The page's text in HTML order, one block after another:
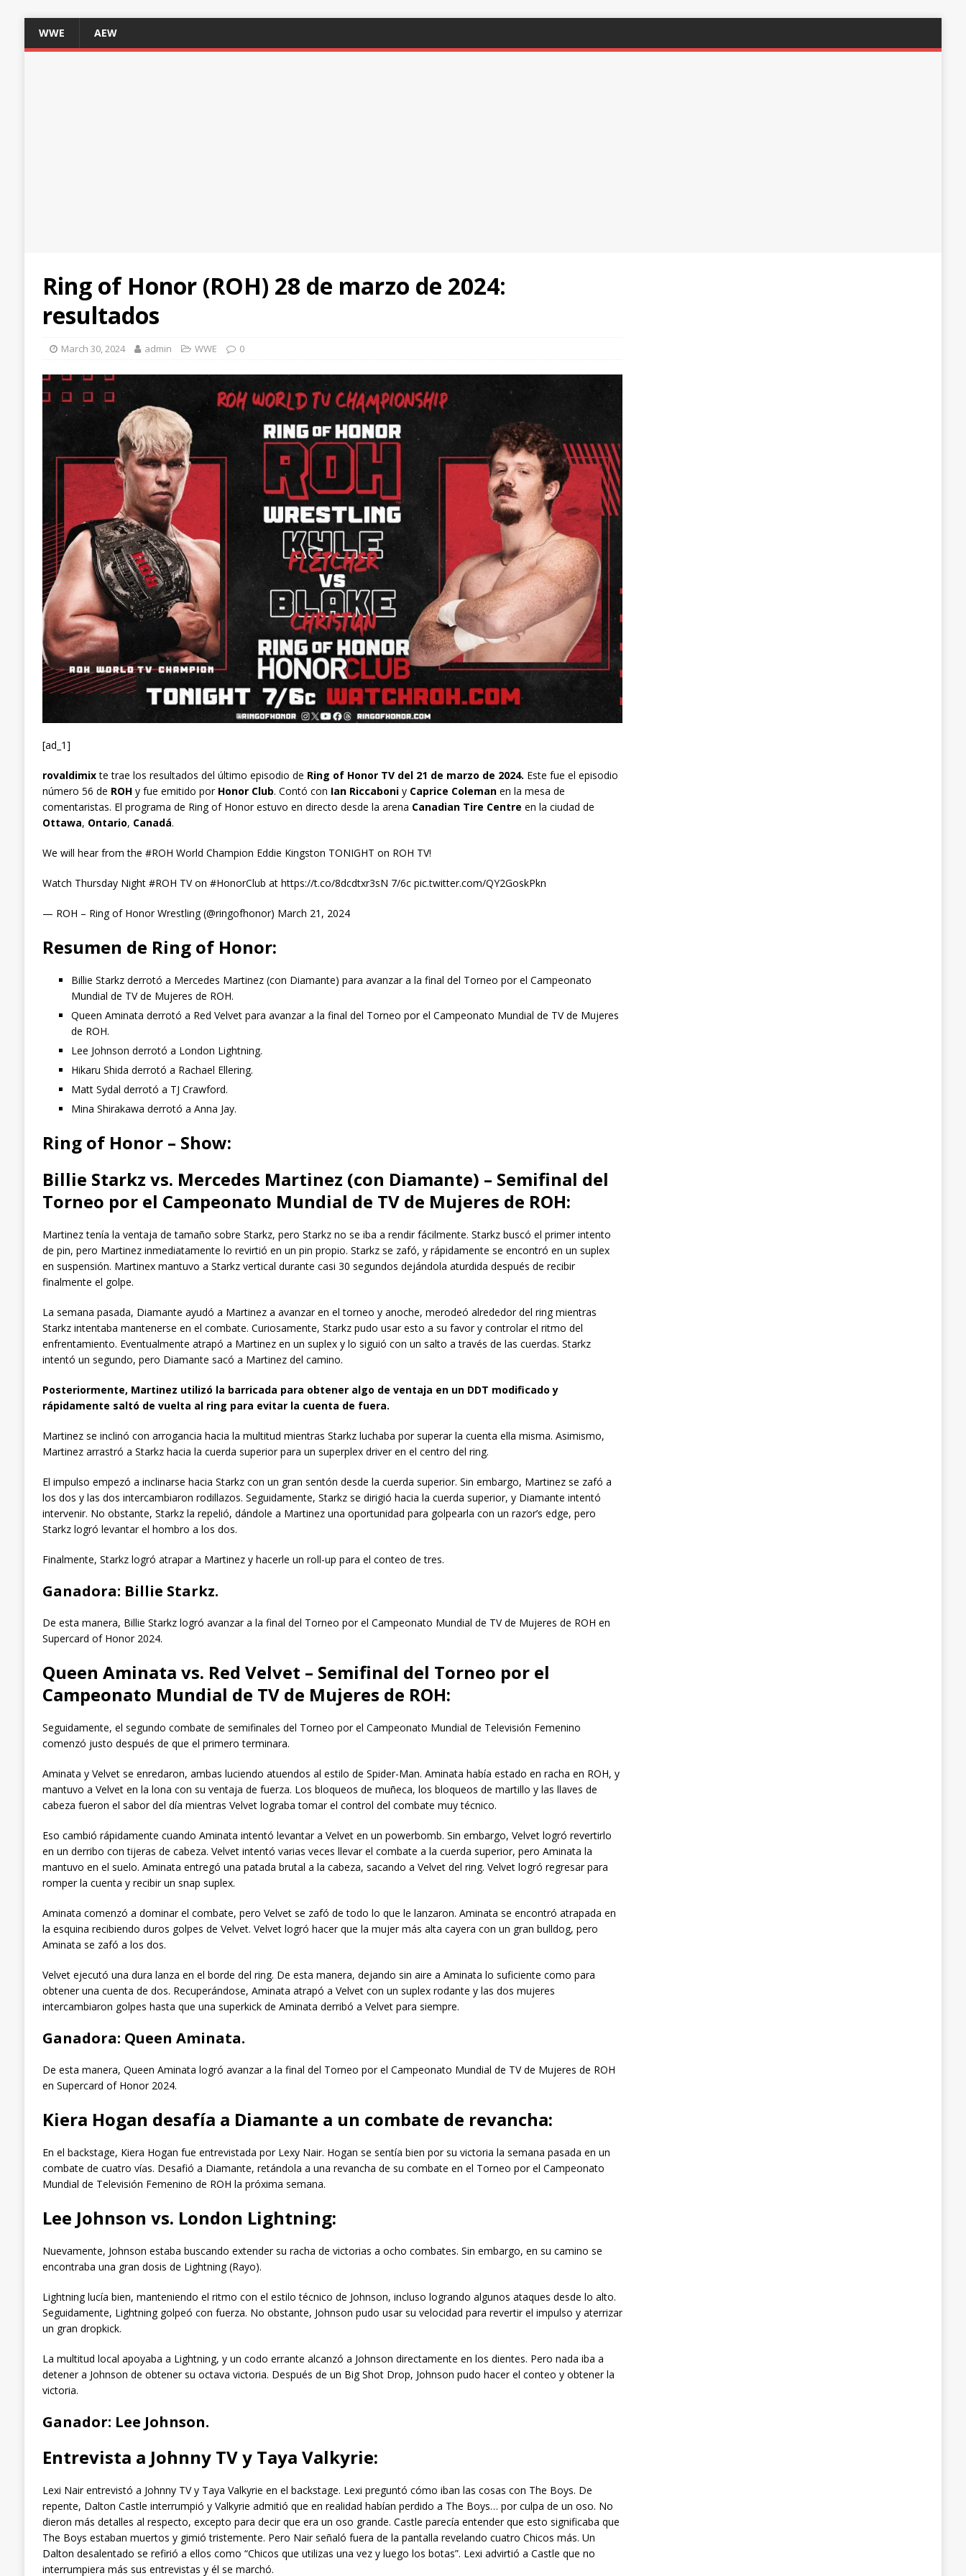
WWE AEW
Ring of Honor (ROH) 28 de marzo de 2024:
resultados
March 30, 2024 admin WWE 0
[ad_1]
rovaldimixte trae los resultados del último episodio de Ring of Honor TV del 21 de marzo de 2024. Este fue el episodio
número 56 de ROHy fue emitido por Honor Club. Contó con Ian Riccaboniy Caprice Colemanen la mesa de
comentaristas. El programa de Ring of Honor estuvo en directo desde la arena Canadian Tire Centre en la ciudad de
Ottawa, Ontario, Canadá.
We will hear from the #ROH World Champion Eddie Kingston TONIGHT on ROH TV!
Watch Thursday Night #ROH TV on #HonorClub at https://t.co/8dcdtxr3sN 7/6c pic.twitter.com/QY2GoskPkn
— ROH – Ring of Honor Wrestling (@ringofhonor) March 21, 2024
Resumen de Ring of Honor:
Billie Starkz derrotó a Mercedes Martinez (con Diamante) para avanzar a la final del Torneo por el Campeonato
Mundial de TV de Mujeres de ROH.
Queen Aminata derrotó a Red Velvet para avanzar a la final del Torneo por el Campeonato Mundial de TV de Mujeres
de ROH.
Lee Johnson derrotó a London Lightning.
Hikaru Shida derrotó a Rachael Ellering.
Matt Sydal derrotó a TJ Crawford.
Mina Shirakawa derrotó a Anna Jay.
Ring of Honor – Show:
Billie Starkz vs. Mercedes Martinez (con Diamante) – Semifinal del
Torneo por el Campeonato Mundial de TV de Mujeres de ROH:
Martinez tenía la ventaja de tamaño sobre Starkz, pero Starkz no se iba a rendir fácilmente. Starkz buscó el primer intento
de pin, pero Martinez inmediatamente lo revirtió en un pin propio. Starkz se zafó, y rápidamente se encontró en un suplex
en suspensión. Martinex mantuvo a Starkz vertical durante casi 30 segundos dejándola aturdida después de recibir
finalmente el golpe.
La semana pasada, Diamante ayudó a Martinez a avanzar en el torneo y anoche, merodeó alrededor del ring mientras
Starkz intentaba mantenerse en el combate. Curiosamente, Starkz pudo usar esto a su favor y controlar el ritmo del
enfrentamiento. Eventualmente atrapó a Martinez en un suplex y lo siguió con un salto a través de las cuerdas. Starkz
intentó un segundo, pero Diamante sacó a Martinez del camino.
Posteriormente, Martinez utilizó la barricada para obtener algo de ventaja en un DDT modificado y
rápidamente saltó de vuelta al ring para evitar la cuenta de fuera.
Martinez se inclinó con arrogancia hacia la multitud mientras Starkz luchaba por superar la cuenta ella misma. Asimismo,
Martinez arrastró a Starkz hacia la cuerda superior para un superplex driver en el centro del ring.
El impulso empezó a inclinarse hacia Starkz con un gran sentón desde la cuerda superior. Sin embargo, Martinez se zafó a
los dos y las dos intercambiaron rodillazos. Seguidamente, Starkz se dirigió hacia la cuerda superior, y Diamante intentó
intervenir. No obstante, Starkz la repelió, dándole a Martinez una oportunidad para golpearla con un razor’s edge, pero
Starkz logró levantar el hombro a los dos.
Finalmente, Starkz logró atrapar a Martinez y hacerle un roll-up para el conteo de tres.
Ganadora: Billie Starkz.
De esta manera, Billie Starkz logró avanzar a la final del Torneo por el Campeonato Mundial de TV de Mujeres de ROH en
Supercard of Honor 2024.
Queen Aminata vs. Red Velvet – Semifinal del Torneo por el
Campeonato Mundial de TV de Mujeres de ROH:
Seguidamente, el segundo combate de semifinales del Torneo por el Campeonato Mundial de Televisión Femenino
comenzó justo después de que el primero terminara.
Aminata y Velvet se enredaron, ambas luciendo atuendos al estilo de Spider-Man. Aminata había estado en racha en ROH, y
mantuvo a Velvet en la lona con su ventaja de fuerza. Los bloqueos de muñeca, los bloqueos de martillo y las llaves de
cabeza fueron el sabor del día mientras Velvet lograba tomar el control del combate muy técnico.
Eso cambió rápidamente cuando Aminata intentó levantar a Velvet en un powerbomb. Sin embargo, Velvet logró revertirlo
en un derribo con tijeras de cabeza. Velvet intentó varias veces llevar el combate a la cuerda superior, pero Aminata la
mantuvo en el suelo. Aminata entregó una patada brutal a la cabeza, sacando a Velvet del ring. Velvet logró regresar para
romper la cuenta y recibir un snap suplex.
Aminata comenzó a dominar el combate, pero Velvet se zafó de todo lo que le lanzaron. Aminata se encontró atrapada en
la esquina recibiendo duros golpes de Velvet. Velvet logró hacer que la mujer más alta cayera con un gran bulldog, pero
Aminata se zafó a los dos.
Velvet ejecutó una dura lanza en el borde del ring. De esta manera, dejando sin aire a Aminata lo suficiente como para
obtener una cuenta de dos. Recuperándose, Aminata atrapó a Velvet con un suplex rodante y las dos mujeres
intercambiaron golpes hasta que una superkick de Aminata derribó a Velvet para siempre.
Ganadora: Queen Aminata.
De esta manera, Queen Aminata logró avanzar a la final del Torneo por el Campeonato Mundial de TV de Mujeres de ROH
en Supercard of Honor 2024.
Kiera Hogan desafía a Diamante a un combate de revancha:
En el backstage, Kiera Hogan fue entrevistada por Lexy Nair. Hogan se sentía bien por su victoria la semana pasada en un
combate de cuatro vías. Desafió a Diamante, retándola a una revancha de su combate en el Torneo por el Campeonato
Mundial de Televisión Femenino de ROH la próxima semana.
Lee Johnson vs. London Lightning:
Nuevamente, Johnson estaba buscando extender su racha de victorias a ocho combates. Sin embargo, en su camino se
encontraba una gran dosis de Lightning (Rayo).
Lightning lucía bien, manteniendo el ritmo con el estilo técnico de Johnson, incluso logrando algunos ataques desde lo alto.
Seguidamente, Lightning golpeó con fuerza. No obstante, Johnson pudo usar su velocidad para revertir el impulso y aterrizar
un gran dropkick.
La multitud local apoyaba a Lightning, y un codo errante alcanzó a Johnson directamente en los dientes. Pero nada iba a
detener a Johnson de obtener su octava victoria. Después de un Big Shot Drop, Johnson pudo hacer el conteo y obtener la
victoria.
Ganador: Lee Johnson.
Entrevista a Johnny TV y Taya Valkyrie:
Lexi Nair entrevistó a Johnny TV y Taya Valkyrie en el backstage. Lexi preguntó cómo iban las cosas con The Boys. De
repente, Dalton Castle interrumpió y Valkyrie admitió que en realidad habían perdido a The Boys… por culpa de un oso. No
dieron más detalles al respecto, excepto para decir que era un oso grande. Castle parecía entender que esto significaba que
The Boys estaban muertos y gimió tristemente. Pero Nair señaló fuera de la pantalla revelando cuatro Chicos más. Un
Dalton desalentado se refirió a ellos como “Chicos que utilizas una vez y luego los botas”. Lexi advirtió a Castle que no
interrumpiera más sus entrevistas y él se marchó.